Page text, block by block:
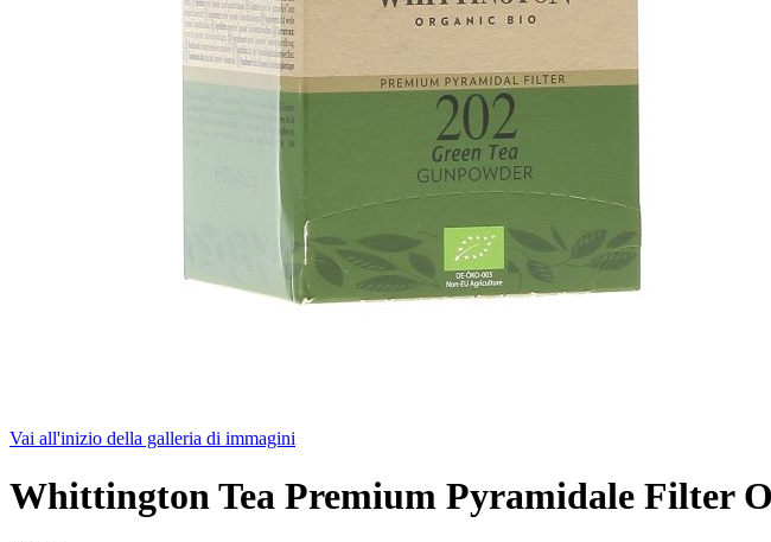
Vai all'inizio della galleria di immagini
Whittington Tea Premium Pyramidale Filter